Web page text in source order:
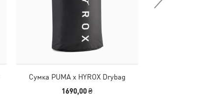
Сумка PUMA x HYROX Drybag
1690,00 ₴